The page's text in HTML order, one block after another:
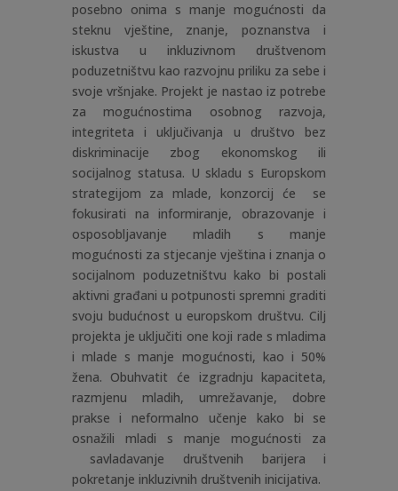
posebno onima s manje mogućnosti da
steknu vještine, znanje, poznanstva i
iskustva u inkluzivnom društvenom
poduzetništvu kao razvojnu priliku za sebe i
svoje vršnjake. Projekt je nastao iz potrebe
za mogućnostima osobnog razvoja,
integriteta i uključivanja u društvo bez
diskriminacije zbog ekonomskog ili
socijalnog statusa. U skladu s Europskom
strategijom za mlade, konzorcij će se
fokusirati na informiranje, obrazovanje i
osposobljavanje mladih s manje
mogućnosti za stjecanje vještina i znanja o
socijalnom poduzetništvu kako bi postali
aktivni građani u potpunosti spremni graditi
svoju budućnost u europskom društvu. Cilj
projekta je uključiti one koji rade s mladima
i mlade s manje mogućnosti, kao i 50%
žena. Obuhvatit će izgradnju kapaciteta,
razmjenu mladih, umrežavanje, dobre
prakse i neformalno učenje kako bi se
osnažili mladi s manje mogućnosti za
savladavanje društvenih barijera i
pokretanje inkluzivnih društvenih inicijativa.